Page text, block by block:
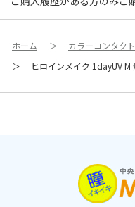
ホーム ＞ カラーコンタクト
＞
ヒロインメイク 1dayUV M